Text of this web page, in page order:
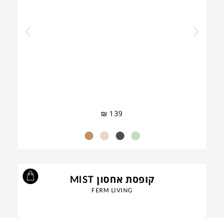
₪ 139
קופסת אחסון MIST
FERM LIVING